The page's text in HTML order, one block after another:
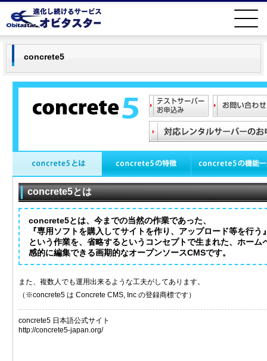
concrete5
concrete5とは
concrete5とは、今までの当然の作業であった、
『専用ソフトを購入してサイトを作り、アップロード等を行う
という作業を、省略するというコンセプトで生まれた、ホーム
感的に編集できる画期的なオープンソースCMSです。
また、複数人でも運用出来るような工夫がしてあります。
（※concrete5 は Concrete CMS, Inc の登録商標です）
concrete5 日本語公式サイト
http://concrete5-japan.org/